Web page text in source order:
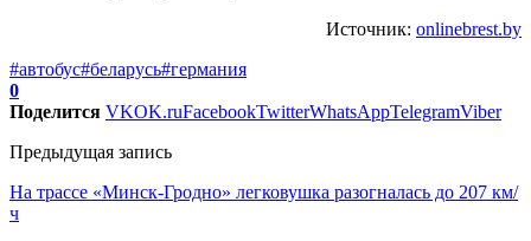
Источник: onlinebrest.by
#автобус#беларусь#германия
0
Поделится VKOK.ruFacebookTwitterWhatsAppTelegramViber
Предыдущая запись
На трассе «Минск-Гродно» легковушка разогналась до 207 км/
ч